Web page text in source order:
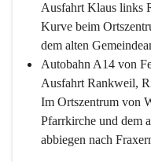
Ausfahrt Klaus links
Kurve beim
dem alten
Autobahn A14 von
Ausfahrt Rankweil,
Im Ortszentrum von
Pfarrkirche und dem
abbiegen nach